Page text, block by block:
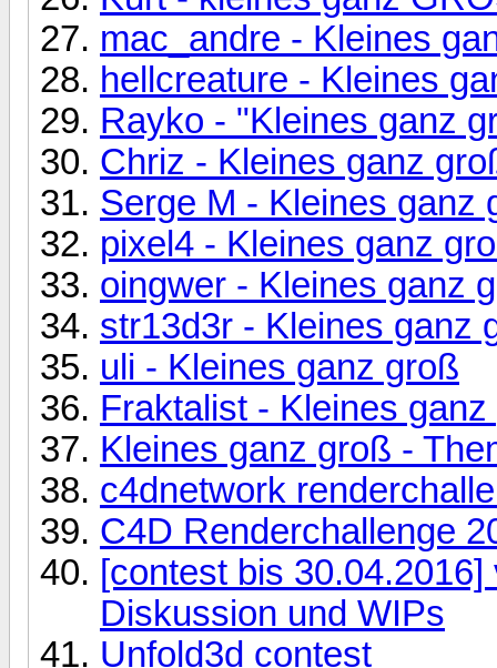
mac_andre - Kleines
hellcreature - Kleines
Rayko - "Kleines ganz
Chriz - Kleines ganz
Serge M - Kleines ganz
pixel4 - Kleines ganz
oingwer - Kleines ganz
str13d3r - Kleines ganz
uli - Kleines ganz groß
Fraktalist - Kleines
Kleines ganz groß -
c4dnetwork
C4D Renderchallenge
[contest bis
Diskussion und WIPs
Unfold3d contest